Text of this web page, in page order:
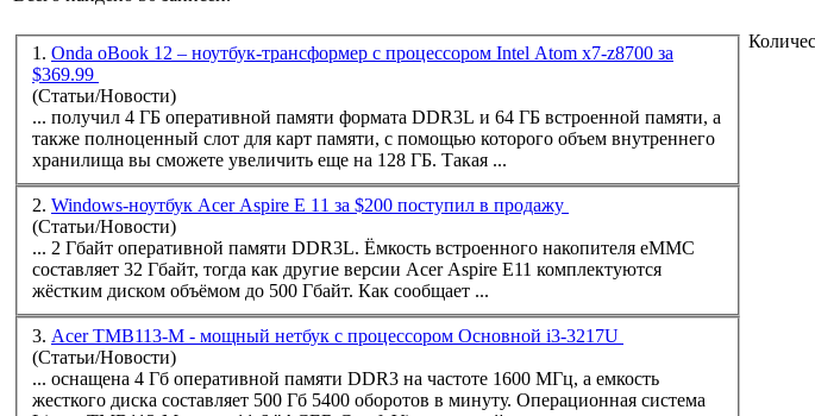
1. Onda oBook 12 – ноутбук-трансформер с процессором Intel Atom x7-z8700 за
$369.99
(Статьи/Новости)
... получил 4 ГБ оперативной памяти формата DDR3L и 64 ГБ встроенной памяти, а
также полноценный слот для карт памяти, с помощью которого объем внутреннего
хранилища вы сможете увеличить еще на 128 ГБ. Такая ...
2. Windows-ноутбук Acer Aspire E 11 за $200 поступил в продажу
(Статьи/Новости)
... 2 Гбайт оперативной памяти DDR3L. Ёмкость встроенного накопителя eMMC
составляет 32 Гбайт, тогда как другие версии Acer Aspire E11 комплектуются
жёстким диском объёмом до 500 Гбайт. Как сообщает ...
3. Acer TMB113-М - мощный нетбук с процессором Основной i3-3217U
(Статьи/Новости)
... оснащена 4 Гб оперативной памяти DDR3 на частоте 1600 МГц, а емкость
жесткого диска составляет 500 Гб 5400 оборотов в минуту. Операционная система